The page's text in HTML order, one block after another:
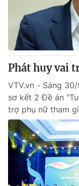
Phát huy vai
VTV.vn - Sáng
sơ kết 2 Đề án
trợ phụ nữ tham